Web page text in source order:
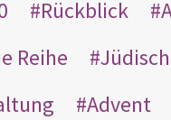
Rückblick
Reihe
Advent